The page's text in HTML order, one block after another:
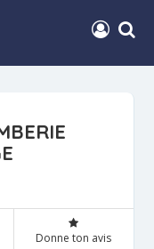
Donne ton avis